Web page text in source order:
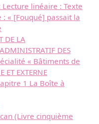
linéaire : Texte
: « [Fouqué] passait la
DE LA
DES
« Bâtiments de
ET EXTERNE
1 La Boîte à
(Livre cinquième